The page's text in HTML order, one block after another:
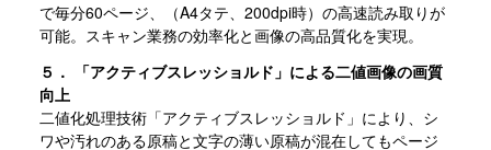
で毎分60ページ、（A4タテ、200dpi時）の高速読み取りが
可能。スキャン業務の効率化と画像の高品質化を実現。
５． 「アクティブスレッショルド」による二値画像の画質
向上
二値化処理技術「アクティブスレッショルド」により、シ
ワや汚れのある原稿と文字の薄い原稿が混在してもページ